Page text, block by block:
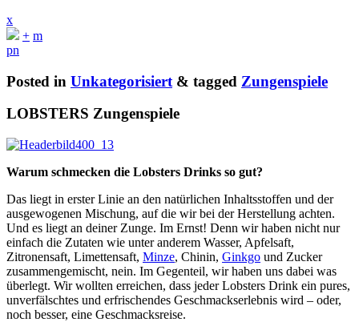
x
+ m
pn
Posted in Unkategorisiert & tagged Zungenspiele
LOBSTERS Zungenspiele
Warum schmecken die Lobsters Drinks so gut?
Das liegt in erster Linie an den natürlichen Inhaltsstoffen und der
ausgewogenen Mischung, auf die wir bei der Herstellung achten.
Und es liegt an deiner Zunge. Im Ernst! Denn wir haben nicht nur
einfach die Zutaten wie unter anderem Wasser, Apfelsaft,
Zitronensaft, Limettensaft, Minze, Chinin, Ginkgo und Zucker
zusammengemischt, nein. Im Gegenteil, wir haben uns dabei was
überlegt. Wir wollten erreichen, dass jeder Lobsters Drink ein pures,
unverfälschtes und erfrischendes Geschmackserlebnis wird – oder,
noch besser, eine Geschmacksreise.